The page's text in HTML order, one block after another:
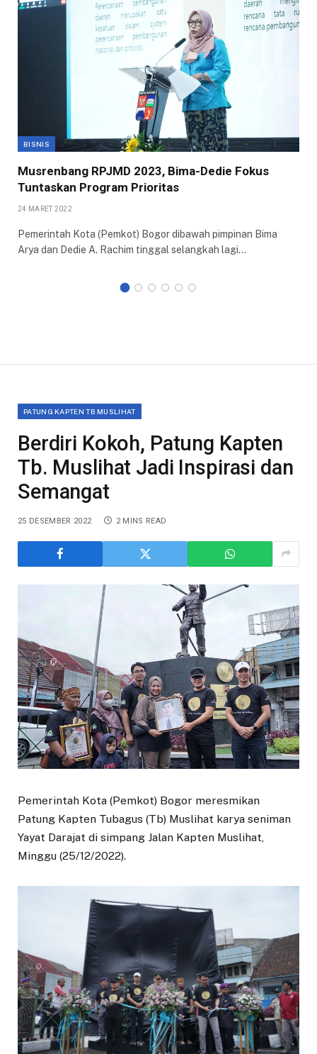
BISNIS
Musrenbang RPJMD 2023, Bima-Dedie Fokus
Tuntaskan Program Prioritas
24 MARET 2022
Pemerintah Kota (Pemkot) Bogor dibawah pimpinan Bima
Arya dan Dedie A. Rachim tinggal selangkah lagi…
PATUNG KAPTEN TB MUSLIHAT
Berdiri Kokoh, Patung Kapten
Tb. Muslihat Jadi Inspirasi dan
Semangat
25 DESEMBER 2022 2 MINS READ
Pemerintah Kota (Pemkot) Bogor meresmikan
Patung Kapten Tubagus (Tb) Muslihat karya seniman
Yayat Darajat di simpang Jalan Kapten Muslihat,
Minggu (25/12/2022).